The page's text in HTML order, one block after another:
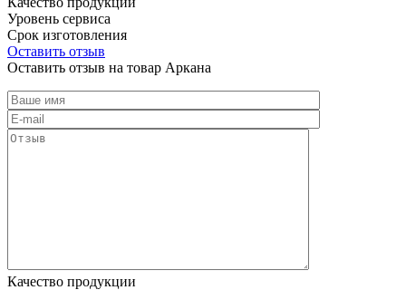
Уровень сервиса
Срок изготовления
Оставить отзыв
Оставить отзыв на товар Аркана
Качество продукции